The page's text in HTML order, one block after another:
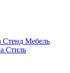
Стенд Мебель
Стиль